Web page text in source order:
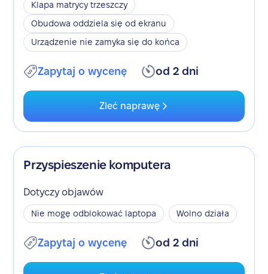
Klapa matrycy trzeszczy
Obudowa oddziela się od ekranu
Urządzenie nie zamyka się do końca
Zapytaj o wycenę od 2 dni
Zleć naprawę
Przyspieszenie komputera
Dotyczy objawów
Nie mogę odblokować laptopa Wolno działa
Zapytaj o wycenę od 2 dni